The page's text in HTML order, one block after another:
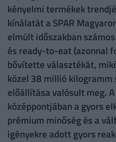
kényelmi termékek
kínálatát a SPAR
elmúlt időszakban
és ready-to-eat (azonnal
bővítette választékát,
közel 38 millió
előállítása valósult meg.
középpontjában a gyors
prémium minőség és a
igényekre adott gyors